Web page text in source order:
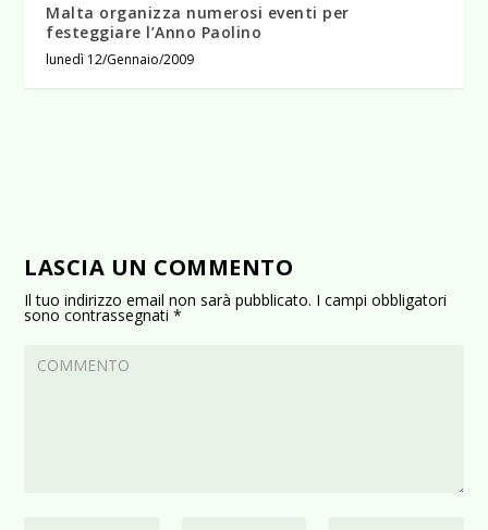
Malta organizza numerosi eventi per
festeggiare l’Anno Paolino
lunedì 12/Gennaio/2009
LASCIA UN COMMENTO
Il tuo indirizzo email non sarà pubblicato. I campi obbligatori
sono contrassegnati*